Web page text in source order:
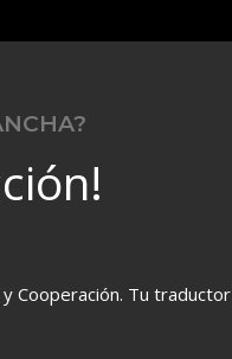
Cooperación. Tu